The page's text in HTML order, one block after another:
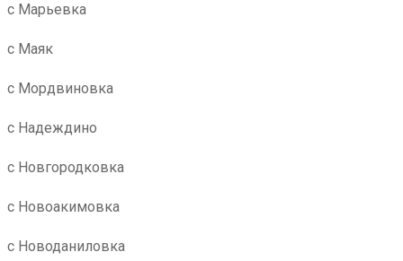
с Марьевка
с Маяк
с Мордвиновка
с Надеждино
с Новгородковка
с Новоакимовка
с Новоданиловка